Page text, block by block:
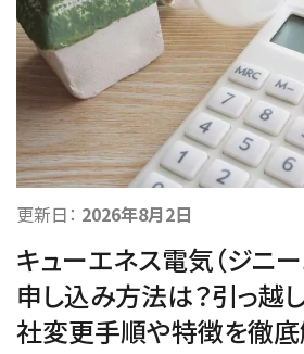
更新日： 2026年8月2日
キューエネス電気（ジニ
申し込み方法は？引っ越
社変更手順や特徴を徹底